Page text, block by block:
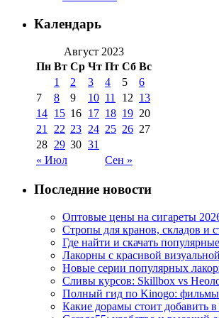
Календарь
Август 2023
Пн Вт Ср Чт Пт Сб Вс
« Июл Сен »
1 2 3 4 5
6
7
8 9 10 11 12 13
14 15 16 17 18 19 20
21
22 23 24 25 26 27
28 29 30 31
Последние новости
Оптовые цены на сигареты
Стропы для кранов, складов и
Где найти и скачать
Лакорны с красивой
Новые серии популярных
Сливы курсов: Skillbox vs
Полный гид по Kinogo:
Какие дорамы стоит добавить